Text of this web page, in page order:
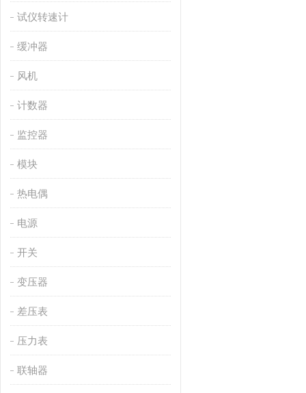
试仪转速计
缓冲器
风机
计数器
监控器
模块
热电偶
电源
开关
变压器
差压表
压力表
联轴器